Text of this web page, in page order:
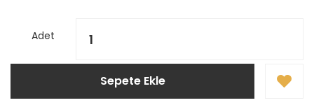
Adet
Sepete Ekle